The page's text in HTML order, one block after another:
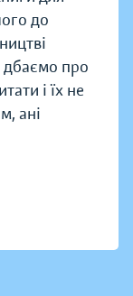
до
про
і їх не
ані